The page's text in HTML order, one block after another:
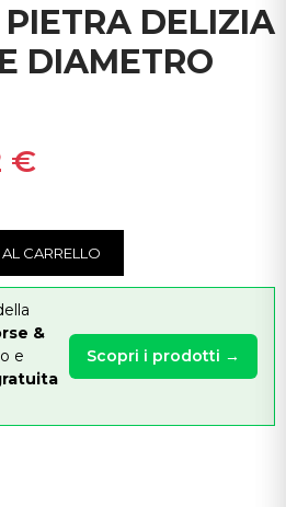
DELIZIA
DIAMETRO
€
CARRELLO
&
e
Scopri i prodotti →